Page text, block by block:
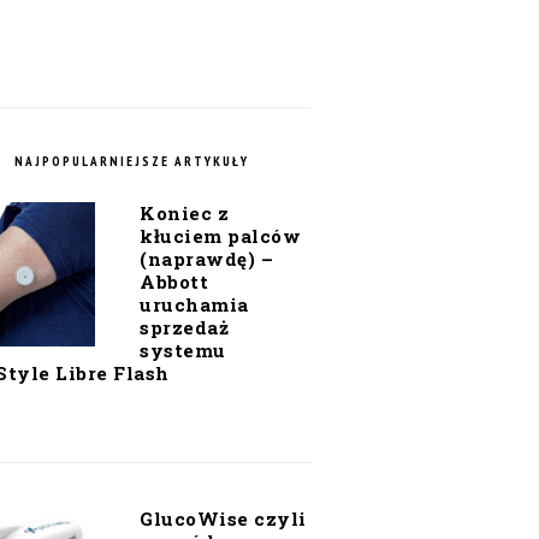
NAJPOPULARNIEJSZE ARTYKUŁY
Koniec z
kłuciem palców
(naprawdę) –
Abbott
uruchamia
sprzedaż
systemu
Libre Flash
GlucoWise czyli